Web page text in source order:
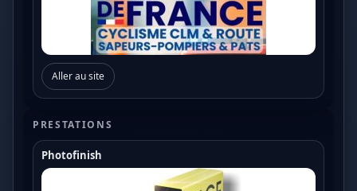
Aller au site
PRESTATIONS
Photofinish